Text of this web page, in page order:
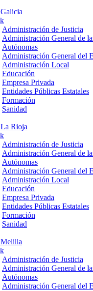
Administración de Justicia
Administración General de
Autónomas
Administración General del
Administración Local
Educación
Empresa Privada
Entidades Públicas Estatales
Formación
Sanidad
Rioja
Administración de Justicia
Administración General de
Autónomas
Administración General del
Administración Local
Educación
Empresa Privada
Entidades Públicas Estatales
Formación
Sanidad
Administración de Justicia
Administración General de
Autónomas
Administración General del